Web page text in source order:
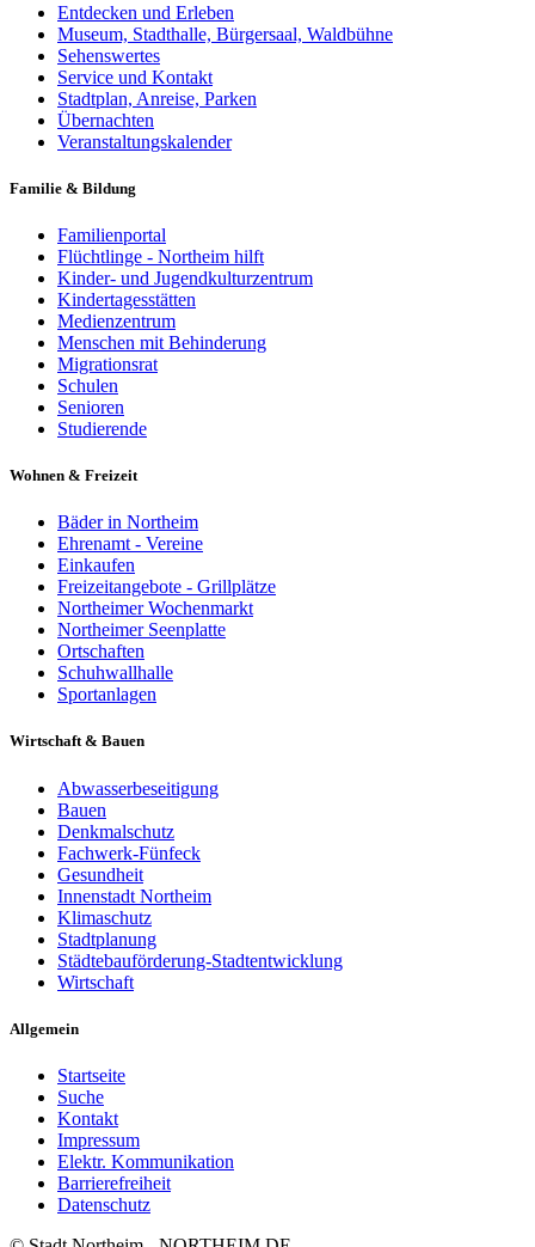
Entdecken und Erleben
Museum, Stadthalle, Bürgersaal, Waldbühne
Sehenswertes
Service und Kontakt
Stadtplan, Anreise, Parken
Übernachten
Veranstaltungskalender
Familie & Bildung
Familienportal
Flüchtlinge - Northeim hilft
Kinder- und Jugendkulturzentrum
Kindertagesstätten
Medienzentrum
Menschen mit Behinderung
Migrationsrat
Schulen
Senioren
Studierende
Wohnen & Freizeit
Bäder in Northeim
Ehrenamt - Vereine
Einkaufen
Freizeitangebote - Grillplätze
Northeimer Wochenmarkt
Northeimer Seenplatte
Ortschaften
Schuhwallhalle
Sportanlagen
Wirtschaft & Bauen
Abwasserbeseitigung
Bauen
Denkmalschutz
Fachwerk-Fünfeck
Gesundheit
Innenstadt Northeim
Klimaschutz
Stadtplanung
Städtebauförderung-Stadtentwicklung
Wirtschaft
Allgemein
Startseite
Suche
Kontakt
Impressum
Elektr. Kommunikation
Barrierefreiheit
Datenschutz